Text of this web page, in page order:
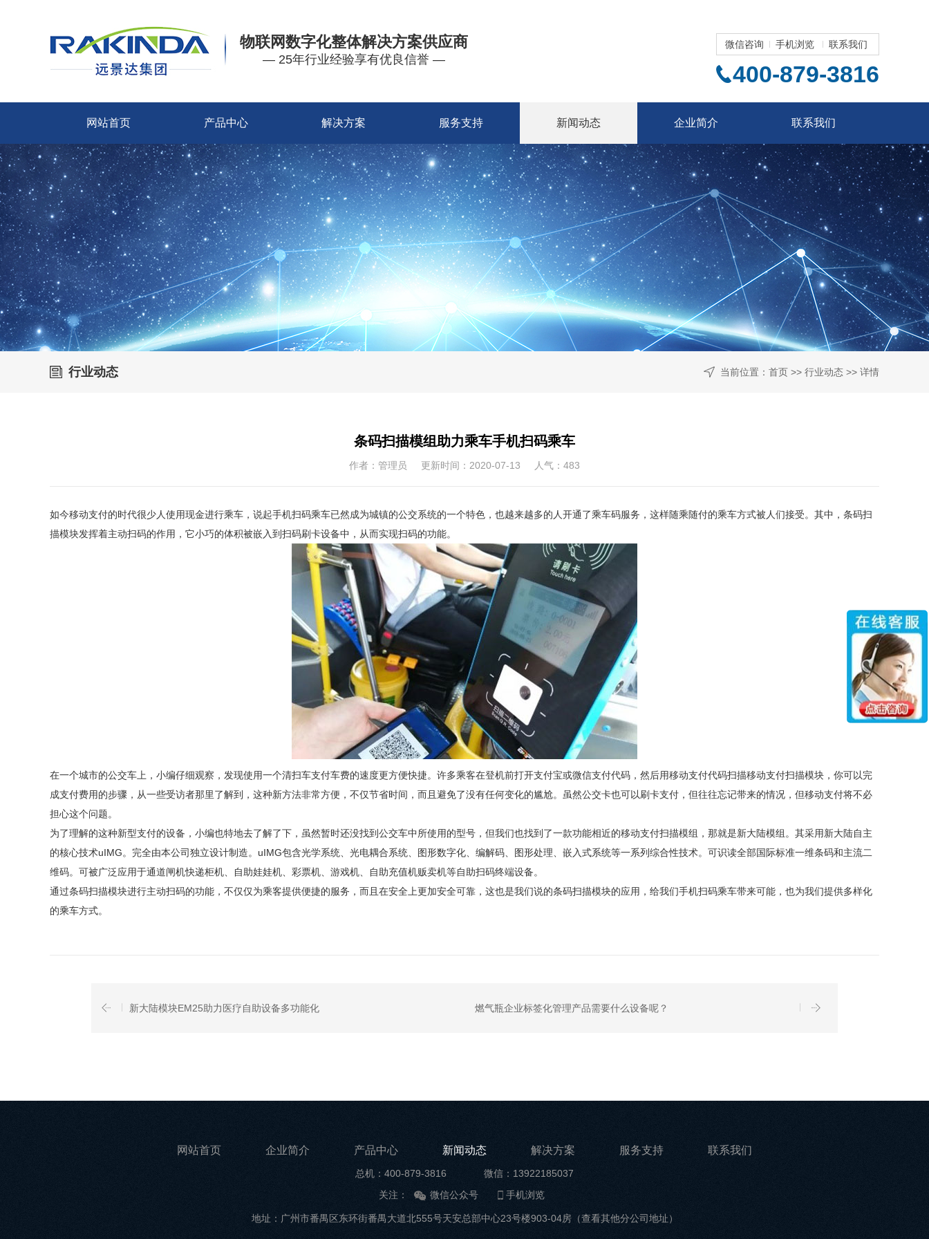
物联网数字化整体解决方案供应商
— 25年行业经验享有优良信誉 —
微信咨询 手机浏览 联系我们
400-879-3816
网站首页 产品中心 解决方案 服务支持 新闻动态 企业简介 联系我们
行业动态 当前位置： 首页 >> 行业动态 >> 详情
条码扫描模组助力乘车手机扫码乘车
作者：管理员 更新时间：2020-07-13 人气： 483
如今移动支付的时代很少人使用现金进行乘车，说起手机扫码乘车已然成为城镇的公交系统的一个特色，也越来越多的人开通了乘车码服务，这样随乘随付的乘车方式被人们接受。其中，条码扫
描模块发挥着主动扫码的作用，它小巧的体积被嵌入到扫码刷卡设备中，从而实现扫码的功能。
在一个城市的公交车上，小编仔细观察，发现使用一个清扫车支付车费的速度更方便快捷。许多乘客在登机前打开支付宝或微信支付代码，然后用移动支付代码扫描移动支付扫描模块，你可以完
成支付费用的步骤，从一些受访者那里了解到，这种新方法非常方便，不仅节省时间，而且避免了没有任何变化的尴尬。虽然公交卡也可以刷卡支付，但往往忘记带来的情况，但移动支付将不必
担心这个问题。
为了理解的这种新型支付的设备，小编也特地去了解了下，虽然暂时还没找到公交车中所使用的型号，但我们也找到了一款功能相近的移动支付扫描模组，那就是新大陆模组。其采用新大陆自主
的核心技术uIMG。完全由本公司独立设计制造。uIMG包含光学系统、光电耦合系统、图形数字化、编解码、图形处理、嵌入式系统等一系列综合性技术。可识读全部国际标准一维条码和主流二
维码。可被广泛应用于通道闸机快递柜机、自助娃娃机、彩票机、游戏机、自助充值机贩卖机等自助扫码终端设备。
通过条码扫描模块进行主动扫码的功能，不仅仅为乘客提供便捷的服务，而且在安全上更加安全可靠，这也是我们说的条码扫描模块的应用，给我们手机扫码乘车带来可能，也为我们提供多样化
的乘车方式。
新大陆模块EM25助力医疗自助设备多功能化 燃气瓶企业标签化管理产品需要什么设备呢？
网站首页 企业简介 产品中心 新闻动态 解决方案 服务支持 联系我们
总机：400-879-3816
微信：13922185037
关注：
微信公众号 手机浏览
地址：广州市番禺区东环街番禺大道北555号天安总部中心23号楼903-04房（查看其他分公司地址）